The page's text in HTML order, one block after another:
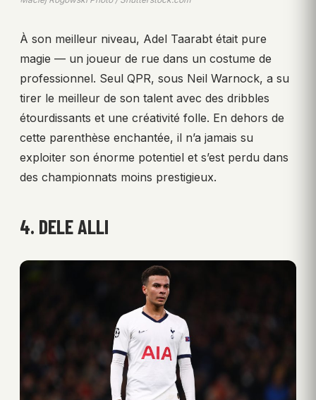
À son meilleur niveau, Adel Taarabt était pure
magie — un joueur de rue dans un costume de
professionnel. Seul QPR, sous Neil Warnock, a su
tirer le meilleur de son talent avec des dribbles
étourdissants et une créativité folle. En dehors de
cette parenthèse enchantée, il n’a jamais su
exploiter son énorme potentiel et s’est perdu dans
des championnats moins prestigieux.
4. DELE ALLI